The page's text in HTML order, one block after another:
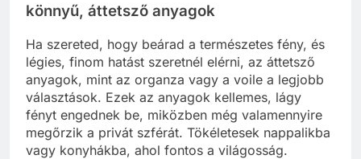
könnyű, áttetsző anyagok
Ha szereted, hogy beárad a természetes fény, és
légies, finom hatást szeretnél elérni, az áttetsző
anyagok, mint az organza vagy a voile a legjobb
választások. Ezek az anyagok kellemes, lágy
fényt engednek be, miközben még valamennyire
megőrzik a privát szférát. Tökéletesek nappalikba
vagy konyhákba, ahol fontos a világosság.